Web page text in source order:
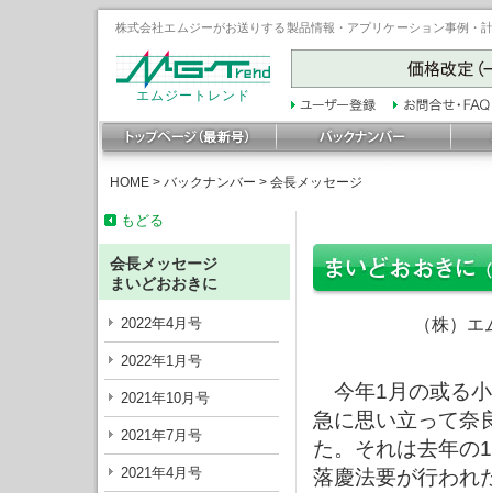
株式会社エムジーがお送りする製品情報・アプリケーション事例
エムジートレンド
HOME > バックナンバー > 会長メッセージ
もどる
会長メッセージ
まいどおおきに
2022年4月号
2022年1月号
2021年10月号
2021年7月号
2021年4月号
（株）
今年1月の或る
急に思い立って奈
た。それは去年の
落慶法要が行われ